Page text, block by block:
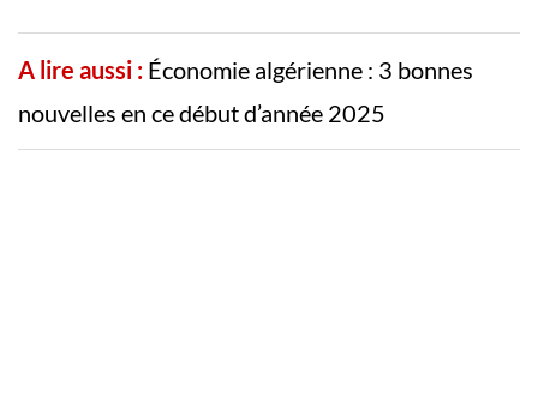
A lire aussi : Économie algérienne : 3 bonnes
nouvelles en ce début d’année 2025